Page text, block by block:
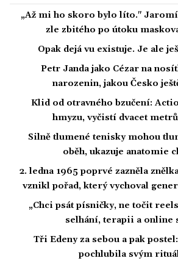
„Až mi ho skoro bylo líto."
zle zbitého po útoku
Opak dejá vu existuje. Je ale
Petr Janda jako Cézar na
narozenin, jakou Česko
Klid od otravného bzučení:
hmyzu, vyčistí dvacet
Silně tlumené tenisky mohou
oběh, ukazuje anatomie
2. ledna 1965 poprvé zazněla
vznikl pořad, který vychoval
„Chci psát písničky, ne točit
selhání, terapii a online
Tři Edeny za sebou a pak
pochlubila svým